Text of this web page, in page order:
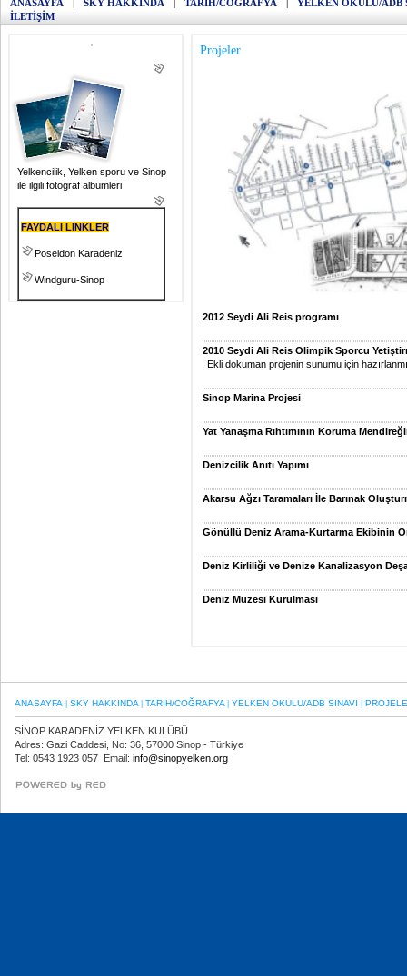
ANASAYFA SKY HAKKINDA TARİH/COĞRAFYA
YELKEN OKULU/ADB
İLETİŞİM
Yelkencilik, Yelken sporu ve Sinop
ile ilgili fotograf albümleri
FAYDALI LİNKLER
Poseidon Karadeniz
Windguru-Sinop
Projeler
2012 Seydi Ali Reis programı
2010 Seydi Ali Reis Olimpik Sporcu
Ekli dokuman projenin sunumu için
Sinop Marina Projesi
Yat Yanaşma Rıhtımının Koruma
Denizcilik Anıtı Yapımı
Akarsu Ağzı Taramaları İle Barınak
Gönüllü Deniz Arama-Kurtarma Ekibinin
Deniz Kirliliği ve Denize Kanalizasyon
Deniz Müzesi Kurulması
ANASAYFA SKY HAKKINDA TARİH/COĞRAFYA YELKEN OKULU/ADB SINAVI
SİNOP KARADENİZ YELKEN KULÜBÜ
Adres: Gazi Caddesi, No: 36, 57000 Sinop - Türkiye
Tel: 0543 1923 057 Email: info@sinopyelken.org